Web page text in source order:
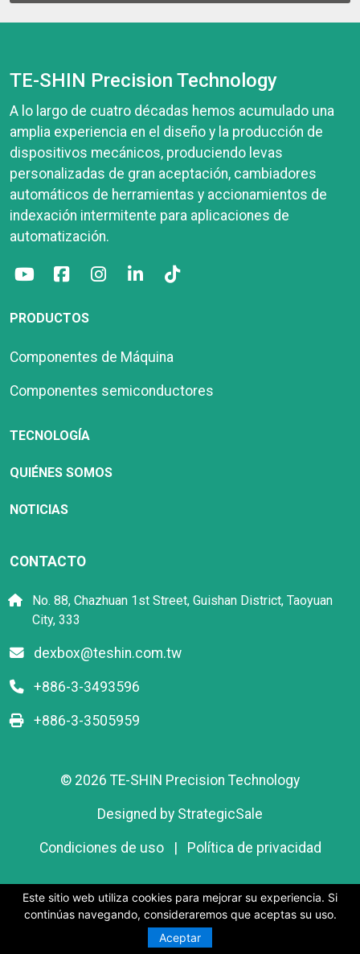
TE-SHIN Precision Technology
A lo largo de cuatro décadas hemos acumulado una
amplia experiencia en el diseño y la producción de
dispositivos mecánicos, produciendo levas
personalizadas de gran aceptación, cambiadores
automáticos de herramientas y accionamientos de
indexación intermitente para aplicaciones de
automatización.
PRODUCTOS
Componentes de Máquina
Componentes semiconductores
TECNOLOGÍA
QUIÉNES SOMOS
NOTICIAS
CONTACTO
No. 88, Chazhuan 1st Street, Guishan District, Taoyuan
City, 333
dexbox@teshin.com.tw
+886-3-3493596
+886-3-3505959
© 2026 TE-SHIN Precision Technology
Designed by StrategicSale
Condiciones de uso | Política de privacidad
Este sitio web utiliza cookies para mejorar su experiencia. Si
continúas navegando, consideraremos que aceptas su uso.
Aceptar
Este sitio web utiliza cookies para mejorar su experiencia. Si
continúas navegando, consideraremos que aceptas su uso.
Aceptar